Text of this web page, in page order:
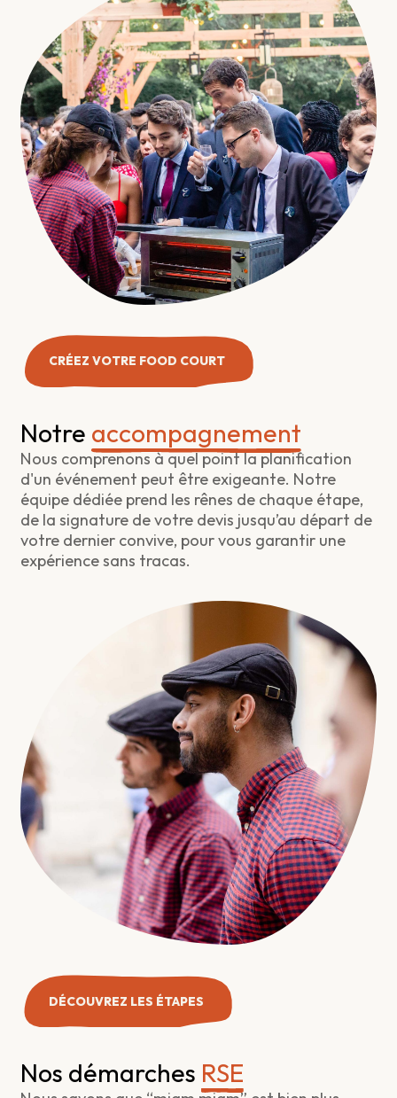
CRÉEZ VOTRE FOOD COURT
Notre accompagnement
Nous comprenons à quel point la planification
d'un événement peut être exigeante. Notre
équipe dédiée prend les rênes de chaque étape,
de la signature de votre devis jusqu’au départ de
votre dernier convive, pour vous garantir une
expérience sans tracas.
DÉCOUVREZ LES ÉTAPES
Nos démarches RSE